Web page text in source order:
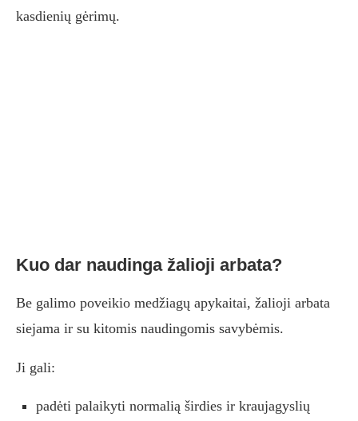
kasdienių gėrimų.
Kuo dar naudinga žalioji arbata?
Be galimo poveikio medžiagų apykaitai, žalioji arbata
siejama ir su kitomis naudingomis savybėmis.
Ji gali:
padėti palaikyti normalią širdies ir kraujagyslių